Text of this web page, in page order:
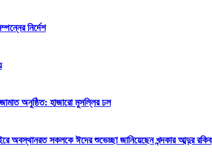
নির্দেশ
অনুষ্ঠিত: হাজারো মুসল্লির ঢল
অবস্থানরত সকলকে ঈদের শুভেচ্ছা জানিয়েছেন খন্দকার আব্দুর রকিব